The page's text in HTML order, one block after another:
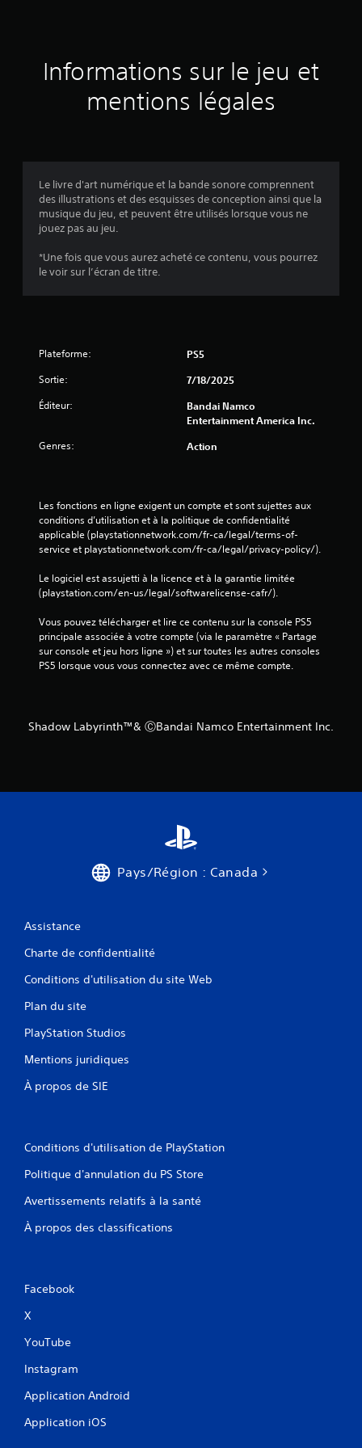
é
l
u
t
i
Informations sur le jeu et
mentions légales
Le livre d'art numérique et la bande sonore comprennent
des illustrations et des esquisses de conception ainsi que la
musique du jeu, et peuvent être utilisés lorsque vous ne
jouez pas au jeu.
*Une fois que vous aurez acheté ce contenu, vous pourrez
le voir sur l’écran de titre.
Plateforme: PS5
Sortie: 7/18/2025
Éditeur:
Bandai Namco
Entertainment America Inc.
Genres: Action
Les fonctions en ligne exigent un compte et sont sujettes aux
conditions d’utilisation et à la politique de confidentialité
applicable (playstationnetwork.com/fr-ca/legal/terms-of-
service et playstationnetwork.com/fr-ca/legal/privacy-policy/).
Le logiciel est assujetti à la licence et à la garantie limitée
(playstation.com/en-us/legal/softwarelicense-cafr/).
Vous pouvez télécharger et lire ce contenu sur la console PS5
principale associée à votre compte (via le paramètre « Partage
sur console et jeu hors ligne ») et sur toutes les autres consoles
PS5 lorsque vous vous connectez avec ce même compte.
Shadow Labyrinth™& ⒸBandai Namco Entertainment Inc.
Pays/Région : Canada
Assistance
Charte de confidentialité
Conditions d'utilisation du site Web
Plan du site
PlayStation Studios
Mentions juridiques
À propos de SIE
Conditions d'utilisation de PlayStation
Politique d'annulation du PS Store
Avertissements relatifs à la santé
À propos des classifications
Facebook
X
YouTube
Instagram
Application Android
Application iOS